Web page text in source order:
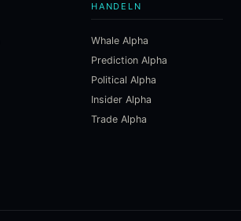
HANDELN
Whale Alpha
Prediction Alpha
Political Alpha
Insider Alpha
Trade Alpha